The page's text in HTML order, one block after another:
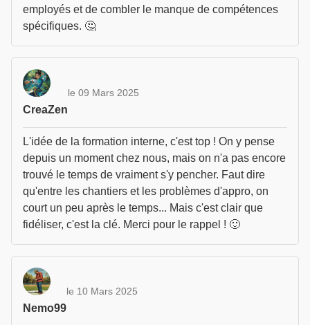
employés et de combler le manque de compétences
spécifiques. 🤔
CreaZen
le 09 Mars 2025
L'idée de la formation interne, c'est top ! On y pense
depuis un moment chez nous, mais on n'a pas encore
trouvé le temps de vraiment s'y pencher. Faut dire
qu'entre les chantiers et les problèmes d'appro, on
court un peu après le temps... Mais c'est clair que
fidéliser, c'est la clé. Merci pour le rappel ! 🙂
Nemo99
le 10 Mars 2025